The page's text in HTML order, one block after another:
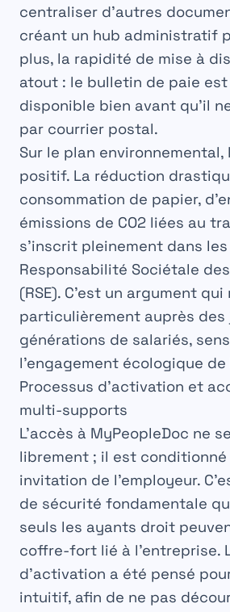
Excellente
Accessible partout
RECOMMANDÉ
MyPeopleDoc
centraliser d’autres
créant un hub administratif
plus, la rapidité de mise à
atout : le bulletin de paie
disponible bien avant qu’il
par courrier postal.
Sur le plan environnemental,
positif. La réduction
consommation de papier,
émissions de CO2 liées au
s’inscrit pleinement dans
Responsabilité Sociétale
(RSE). C’est un argument qui
particulièrement auprès des
générations de salariés,
l’engagement écologique
Processus d’activation et
multi-supports
L’accès à MyPeopleDoc ne
librement ; il est conditionné
invitation de l’employeur.
de sécurité fondamentale
seuls les ayants droit
coffre-fort lié à l’entreprise.
d’activation a été pensé
intuitif, afin de ne pas